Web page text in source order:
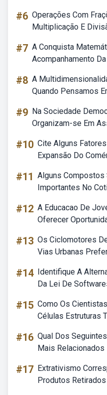
#6 Operações Com
Multiplicação E
#7 A Conquista
Acompanhamento
#8 A
Quando Pensamos
#9 Na Sociedade
Organizam-se Em
#10 Cite Alguns
Expansão Do
#11 Alguns Compostos
Importantes No
#12 A Educacao De
Oferecer
#13 Os Ciclomotores
Vias Urbanas
#14 Identifique A
Da Lei De
#15 Como Os
Células Estruturas
#16 Qual Dos
Mais Relacionados
#17 Extrativismo
Produtos